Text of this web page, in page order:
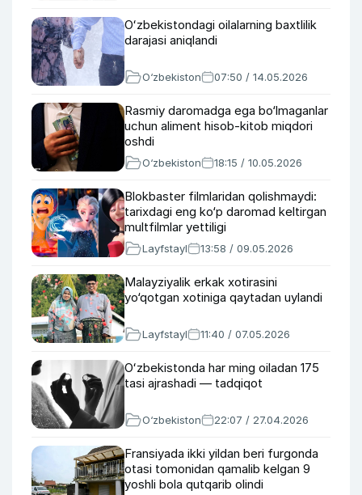
Oʻzbekistondagi oilalarning baxtlilik
darajasi aniqlandi
O‘zbekiston 07:50 / 14.05.2026
Rasmiy daromadga ega bo‘lmaganlar
uchun aliment hisob-kitob miqdori
oshdi
O‘zbekiston 18:15 / 10.05.2026
Blokbaster filmlaridan qolishmaydi:
tarixdagi eng ko‘p daromad keltirgan
multfilmlar yettiligi
Layfstayl 13:58 / 09.05.2026
Malayziyalik erkak xotirasini
yo‘qotgan xotiniga qaytadan uylandi
Layfstayl 11:40 / 07.05.2026
Oʻzbekistonda har ming oiladan 175
tasi ajrashadi — tadqiqot
O‘zbekiston 22:07 / 27.04.2026
Fransiyada ikki yildan beri furgonda
otasi tomonidan qamalib kelgan 9
yoshli bola qutqarib olindi